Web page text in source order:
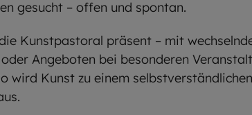
gesucht – offen und spontan.
Kunstpastoral präsent – mit
Angeboten bei besonderen
wird Kunst zu einem